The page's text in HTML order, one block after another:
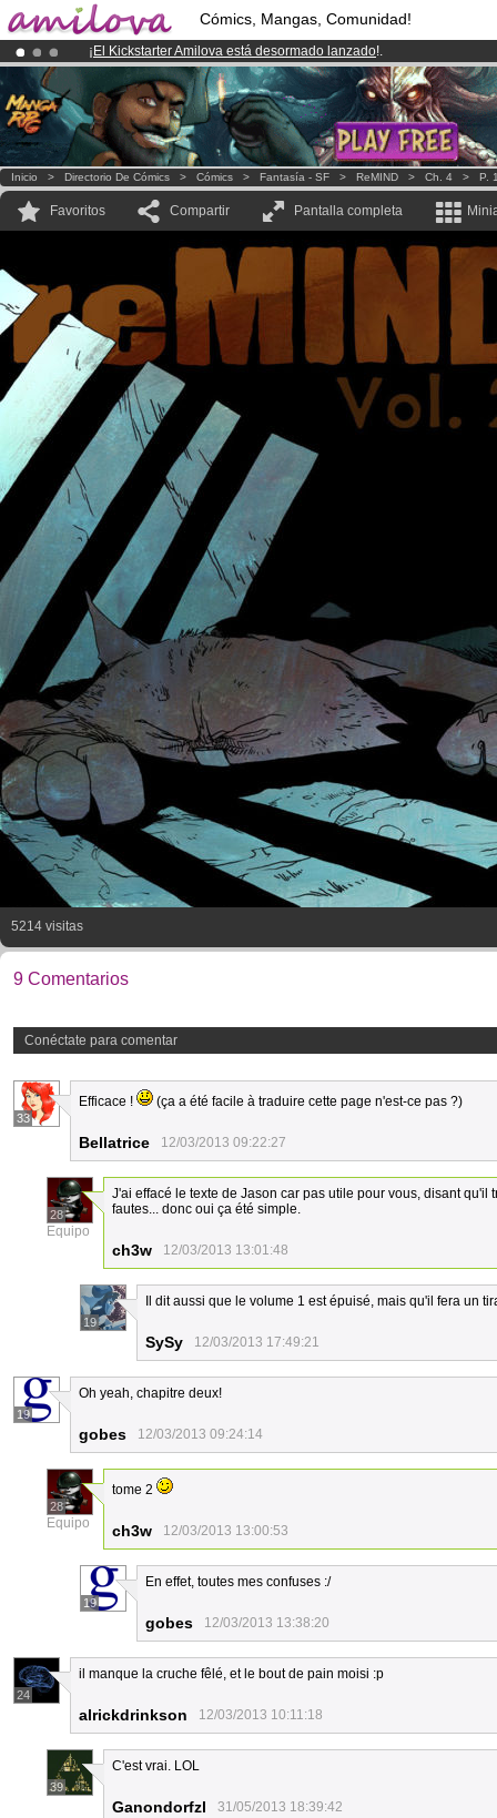
Cómics, Mangas, Comunidad!
¡ El Kickstarter Amilova está desormado lanzado!.
¡Ya tenemos 100000miembrosy 1000Cómics y Mangas!.
¡Conviertete en Premium por3.95 euros al mes!Hazte Premium ya
Inicio > Directorio De Cómics > Cómics > Fantasía - SF > ReMIND > Ch. 4 > P.
Favoritos Compartir Pantalla completa
5214 visitas
9 Comentarios
Conéctate para comentar
33
Efficace ! (ça a été facile à traduire cette page n'est-ce pas ?)
Bellatrice 12/03/2013 09:22:27
28
Equipo
J'ai effacé le texte de Jason car pas utile pour vous, disant
fautes... donc oui ça été simple.
ch3w 12/03/2013 13:01:48
19
Il dit aussi que le volume 1 est épuisé, mais qu'il fera un
SySy 12/03/2013 17:49:21
19
Oh yeah, chapitre deux!
gobes 12/03/2013 09:24:14
28
Equipo
tome 2
ch3w 12/03/2013 13:00:53
19
En effet, toutes mes confuses :/
gobes 12/03/2013 13:38:20
24
il manque la cruche fêlé, et le bout de pain moisi :p
alrickdrinkson 12/03/2013 10:11:18
39
C'est vrai. LOL
Ganondorfzl 31/05/2013 18:39:42